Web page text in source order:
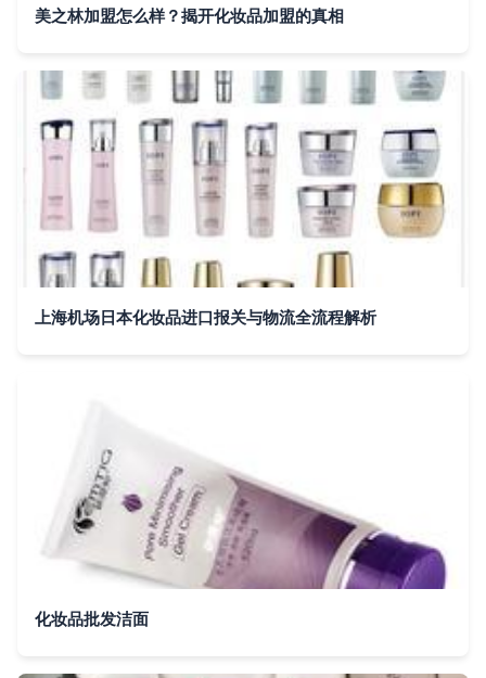
美之林加盟怎么样？揭开化妆品加盟的真相
上海机场日本化妆品进口报关与物流全流程解析
化妆品批发洁面